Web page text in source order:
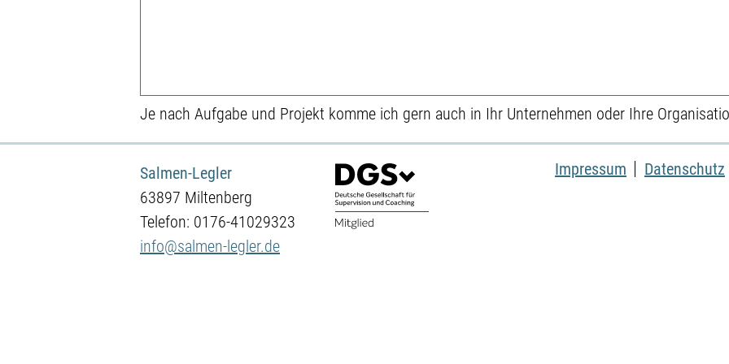
Je nach Aufgabe und Projekt komme ich gern auch in Ihr Unternehmen oder Ihre
Salmen-Legler
63897 Miltenberg
Telefon: 0176-41029323
info@salmen-legler.de
Impressum Datenschutz